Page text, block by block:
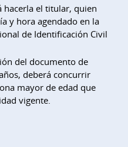
el titular, quien
y hora agendado en la
de Identificación Civil
del documento de
deberá concurrir
mayor de edad que
vigente.